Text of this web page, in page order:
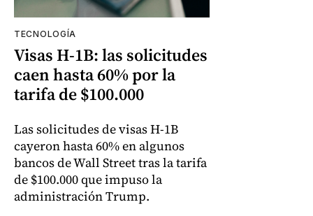
TECNOLOGÍA
Visas H-1B: las solicitudes
caen hasta 60% por la
tarifa de $100.000
Las solicitudes de visas H-1B
cayeron hasta 60% en algunos
bancos de Wall Street tras la tarifa
de $100.000 que impuso la
administración Trump.